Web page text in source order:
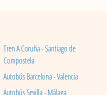
Tren A Coruña - Santiago de
Compostela
Autobús Barcelona - Valencia
Autobús Sevilla - Málaga